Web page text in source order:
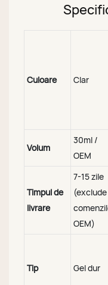
Culoare Clar
Volum
30ml /
OEM
Timpul de
livrare
7-15 zile
(exclude
OEM)
Tip Gel dur